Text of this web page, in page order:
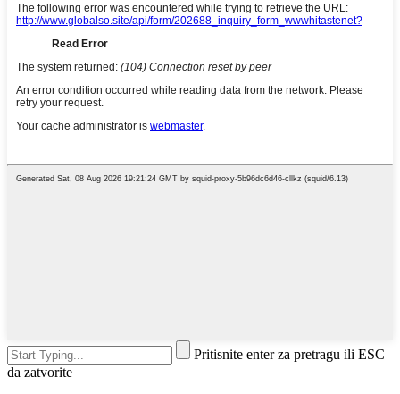
Pritisnite enter za pretragu ili ESC
da zatvorite